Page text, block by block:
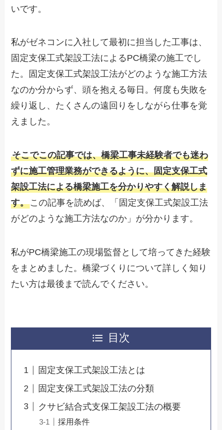
いです。
私がゼネコンに入社して最初に担当した工事は、
固定支保工式架設工法によるPC橋梁の施工でし
た。固定支保工式架設工法がどのような施工方法
なのか分からず、頭を抱える毎日。何度も失敗を
繰り返し、たくさんの遠回りをしながら仕事を覚
えました。
そこでこの記事では、橋梁工事未経験者でも迷わ
ずに施工管理業務ができるように、固定支保工式
架設工法による橋梁施工を分かりやすく解説しま
す。この記事を読めば、「固定支保工式架設工法
がどのような施工方法なのか」が分かります。
私がPC橋梁施工の現場監督として培ってきた経験
をまとめました。橋梁づくりについて詳しく知り
たい方は最後まで読んでください。
目次
固定支保工式架設工法とは
固定支保工式架設工法の分類
クサビ結合式支保工架設工法の概要
採用条件